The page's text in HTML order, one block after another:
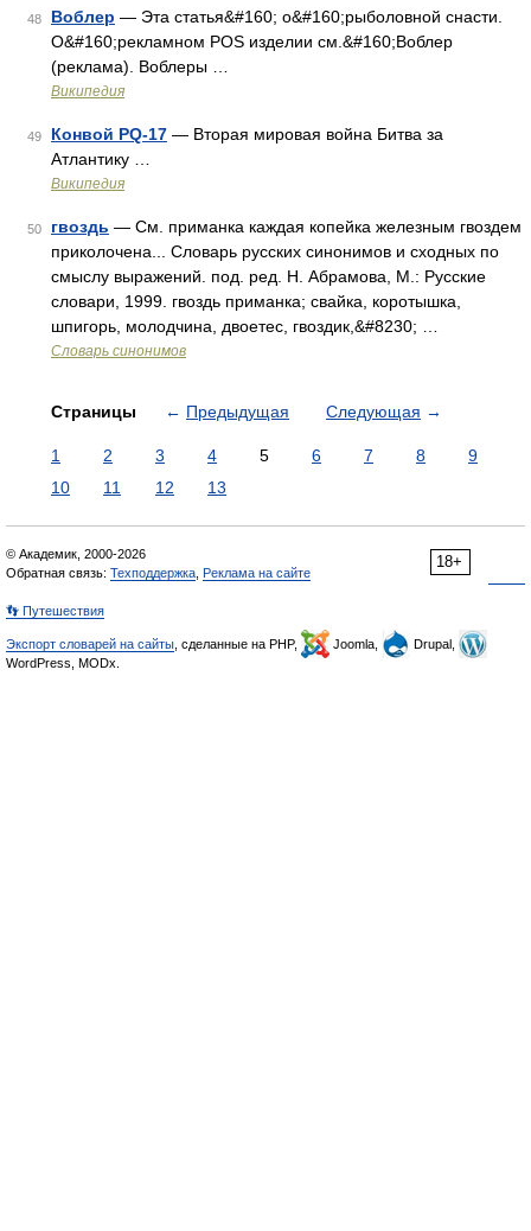
48 Воблер — Эта статья&#160; о&#160;рыболовной снасти.
О&#160;рекламном POS изделии см.&#160;Воблер
(реклама). Воблеры …
Википедия
49 Конвой PQ-17 — Вторая мировая война Битва за
Атлантику …
Википедия
50 гвоздь — См. приманка каждая копейка железным гвоздем
приколочена... Словарь русских синонимов и сходных по
смыслу выражений. под. ред. Н. Абрамова, М.: Русские
словари, 1999. гвоздь приманка; свайка, коротышка,
шпигорь, молодчина, двоетес, гвоздик,&#8230; …
Словарь синонимов
Страницы ← Предыдущая Следующая →
1 2 3 4 5 6 7 8
9
10
11 12 13
18+
© Академик, 2000-2026
Обратная связь: Техподдержка Реклама на сайте
👣 Путешествия
Экспорт словарей на сайты , сделанные на PHP, Joomla,
Drupal,
WordPress, MODx.